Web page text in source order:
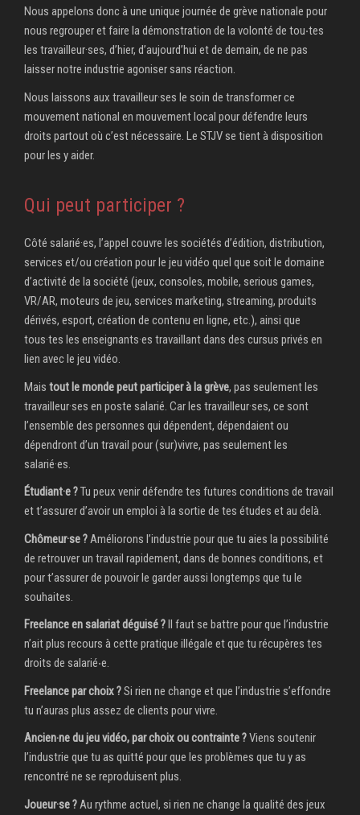
Nous appelons donc à une unique journée de grève nationale pour
nous regrouper et faire la démonstration de la volonté de tou‧tes
les travailleur·ses, d’hier, d’aujourd’hui et de demain, de ne pas
laisser notre industrie agoniser sans réaction.
Nous laissons aux travailleur·ses le soin de transformer ce
mouvement national en mouvement local pour défendre leurs
droits partout où c’est nécessaire. Le STJV se tient à disposition
pour les y aider.
Qui peut participer ?
Côté salarié·es, l’appel couvre les sociétés d’édition, distribution,
services et/ou création pour le jeu vidéo quel que soit le domaine
d’activité de la société (jeux, consoles, mobile, serious games,
VR/AR, moteurs de jeu, services marketing, streaming, produits
dérivés, esport, création de contenu en ligne, etc.), ainsi que
tous·tes les enseignants·es travaillant dans des cursus privés en
lien avec le jeu vidéo.
Mais tout le monde peut participer à la grève, pas seulement les
travailleur·ses en poste salarié. Car les travailleur·ses, ce sont
l’ensemble des personnes qui dépendent, dépendaient ou
dépendront d’un travail pour (sur)vivre, pas seulement les
salarié·es.
Étudiant·e ?Tu peux venir défendre tes futures conditions de travail
et t’assurer d’avoir un emploi à la sortie de tes études et au delà.
Chômeur·se ? Améliorons l’industrie pour que tu aies la possibilité
de retrouver un travail rapidement, dans de bonnes conditions, et
pour t’assurer de pouvoir le garder aussi longtemps que tu le
souhaites.
Freelance en salariat déguisé ?Il faut se battre pour que l’industrie
n’ait plus recours à cette pratique illégale et que tu récupères tes
droits de salarié‧e.
Freelance par choix ?Si rien ne change et que l’industrie s’effondre
tu n’auras plus assez de clients pour vivre.
Ancien‧ne du jeu vidéo, par choix ou contrainte ?Viens soutenir
l’industrie que tu as quitté pour que les problèmes que tu y as
rencontré ne se reproduisent plus.
Joueur·se ? Au rythme actuel, si rien ne change la qualité des jeux